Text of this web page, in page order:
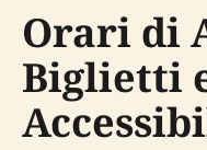
Orari di
Biglietti